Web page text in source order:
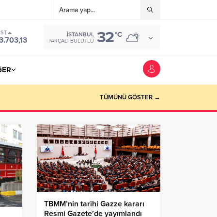
İSTANBUL
PARÇALI BULUTLU 32°C
TÜMÜNÜ GÖSTER →
TBMM’nin tarihi Gazze kararı
Resmi Gazete’de yayımlandı